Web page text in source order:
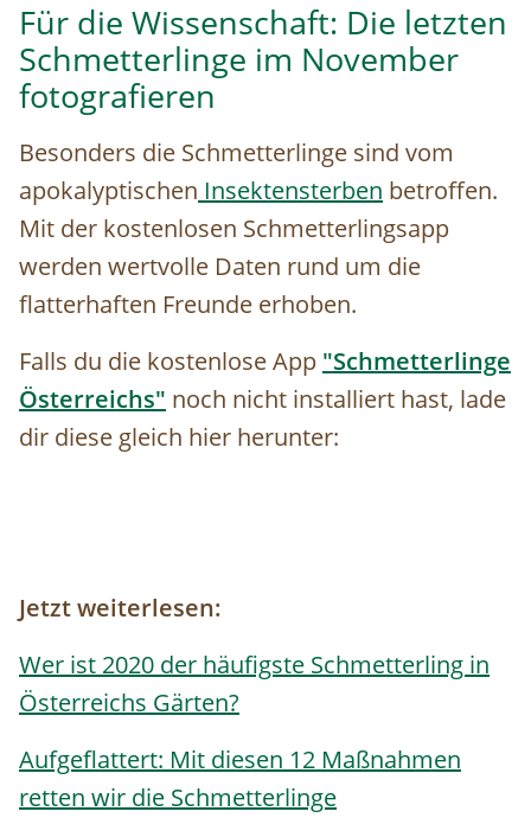
Für die Wissenschaft: Die letzten
Schmetterlinge im November
fotografieren
Besonders die Schmetterlinge sind vom
apokalyptischen Insektensterben betroffen.
Mit der kostenlosen Schmetterlingsapp
werden wertvolle Daten rund um die
flatterhaften Freunde erhoben.
Falls du die kostenlose App "Schmetterlinge
Österreichs" noch nicht installiert hast, lade
dir diese gleich hier herunter:
Jetzt weiterlesen:
Wer ist 2020 der häufigste Schmetterling in
Österreichs Gärten?
Aufgeflattert: Mit diesen 12 Maßnahmen
retten wir die Schmetterlinge